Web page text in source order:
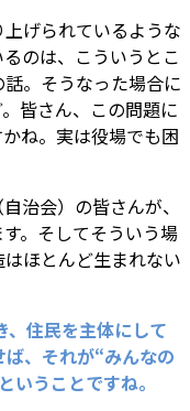
げられているような
のは、こういうとこ
。そうなった場合に
皆さん、この問題に
ね。実は役場でも困
治会）の皆さんが、
。そしてそういう場
ほとんど生まれない
住民を主体にして
、それが“みんなの
いうことですね。